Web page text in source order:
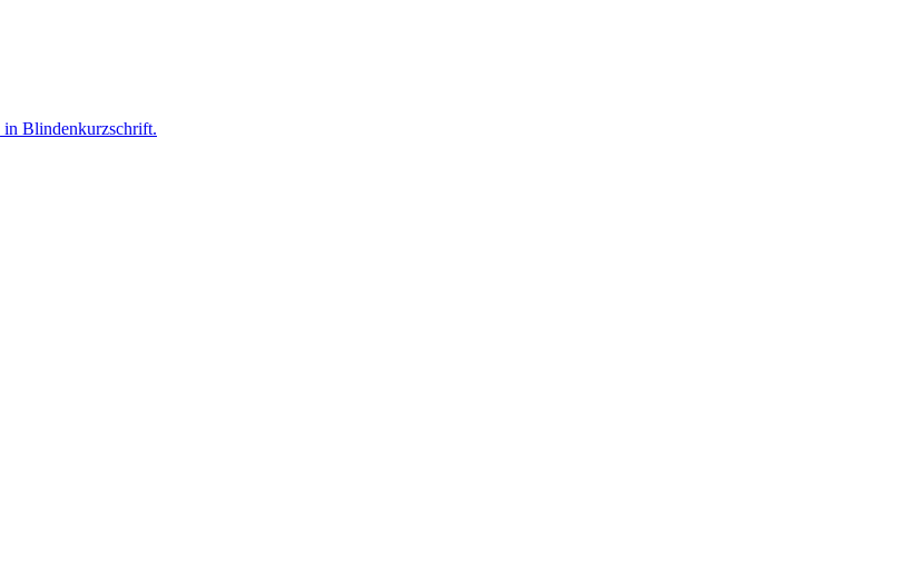
in Blindenkurzschrift.